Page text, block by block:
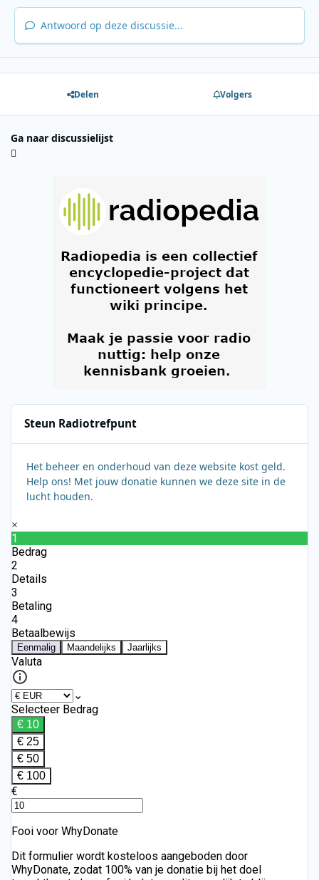
Antwoord op deze discussie...
Delen Volgers
Ga naar discussielijst
Steun Radiotrefpunt
Het beheer en onderhoud van deze website kost geld.
Help ons! Met jouw donatie kunnen we deze site in de
lucht houden.